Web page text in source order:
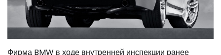
Фирма BMW в ходе внутренней инспекции ранее